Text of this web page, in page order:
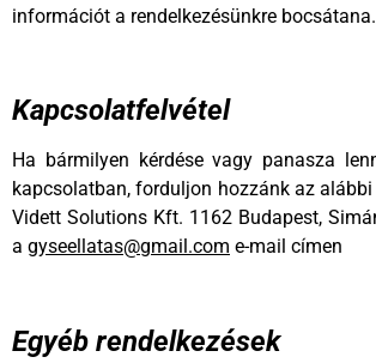
információt a rendelkezésünkre bocsátana.
Kapcsolatfelvétel
Ha bármilyen kérdése vagy panasza
kapcsolatban, forduljon hozzánk az
Vidett Solutions Kft. 1162 Budapest,
a gyseellatas@gmail.com e-mail címen
Egyéb rendelkezések